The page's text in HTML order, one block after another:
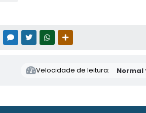
FACEBOOKMESSENGER
TWITTERWHATSAPP
Velocidade de leitura: